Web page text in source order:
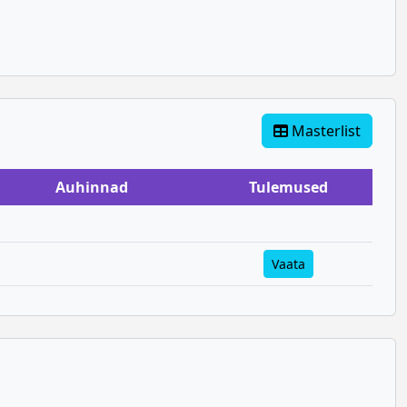
Masterlist
Auhinnad
Tulemused
Vaata